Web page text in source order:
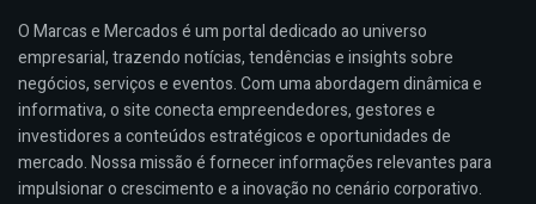
O Marcas e Mercados é um portal dedicado ao universo
empresarial, trazendo notícias, tendências e insights sobre
negócios, serviços e eventos. Com uma abordagem dinâmica e
informativa, o site conecta empreendedores, gestores e
investidores a conteúdos estratégicos e oportunidades de
mercado. Nossa missão é fornecer informações relevantes para
impulsionar o crescimento e a inovação no cenário corporativo.